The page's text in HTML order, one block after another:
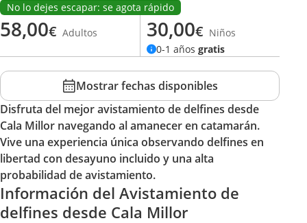
No lo dejes escapar: se agota rápido
58,00€ Adultos 30,00€ Niños
0-1 años gratis
Mostrar fechas disponibles
Disfruta del mejor avistamiento de delfines desde
Cala Millor navegando al amanecer en catamarán.
Vive una experiencia única observando delfines en
libertad con desayuno incluido y una alta
probabilidad de avistamiento.
Información del Avistamiento de
delfines desde Cala Millor